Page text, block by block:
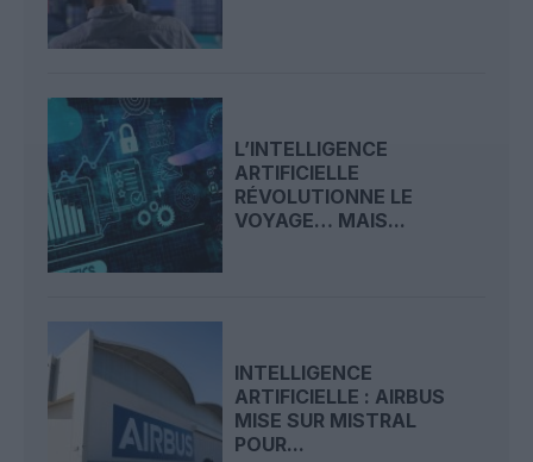
L’INTELLIGENCE
ARTIFICIELLE
RÉVOLUTIONNE LE
VOYAGE… MAIS...
INTELLIGENCE
ARTIFICIELLE : AIRBUS
MISE SUR MISTRAL
POUR...